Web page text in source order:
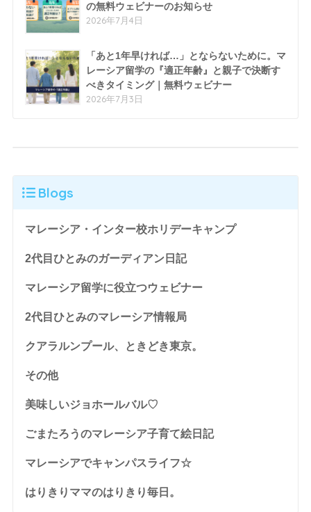
の無料ウェビナーのお知らせ
2026年7月4日
「あと1年早ければ…」とならないために。マ
レーシア留学の『適正年齢』と親子で決断す
べきタイミング｜無料ウェビナー
2026年7月3日
Blogs
マレーシア・インター校ホリデーキャンプ
2代目ひとみのガーディアン日記
マレーシア留学に役立つウェビナー
2代目ひとみのマレーシア情報局
クアラルンプール、ときどき東京。
その他
美味しいジョホールバル♡
ごまたろうのマレーシア子育て絵日記
マレーシアでキャンパスライフ☆
はりきりママのはりきり毎日。